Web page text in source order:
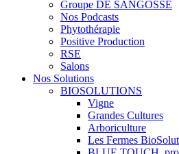
Groupe DE SANGOSSE
Nos Podcasts
Phytothérapie
Positive Production
RSE
Salons
Nos Solutions
BIOSOLUTIONS
Vigne
Grandes Cultures
Arboriculture
Les Fermes